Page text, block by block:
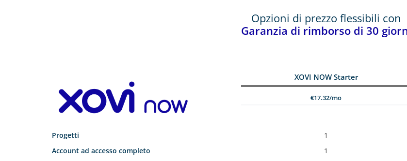
Opzioni di prezzo flessibili con
Garanzia di rimborso di 30
Progetti
Account ad accesso completo
XOVI NOW Starter
€17.32/mo
1
1